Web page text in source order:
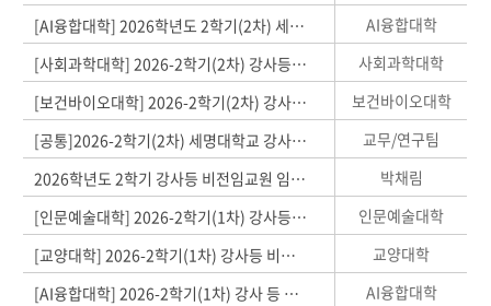
[AI융합대학] 2026학년도 2학기(2차) 세명대학교 강사 등 비전임교원 공개채용 모집
AI융합대학
[사회과학대학] 2026-2학기(2차) 강사등 비전임교원 공개채용 안내
사회과학대학
[보건바이오대학] 2026-2학기(2차) 강사등 비전임교원 공개채용 안내
보건바이오대학
[공통]2026-2학기(2차) 세명대학교 강사등 비전임교원 공개채용 일정 및 공통 유의사항 안내
교무/연구팀
2026학년도 2학기 강사등 비전임교원 임용예정자 및 제출 서류 안내
박채림
[인문예술대학] 2026-2학기(1차) 강사등 비전임교원 공개채용 안내
인문예술대학
[교양대학] 2026-2학기(1차) 강사등 비전임교원 공개채용 안내
교양대학
[AI융합대학] 2026-2학기(1차) 강사 등 비전임교원 공개채용 모집
AI융합대학